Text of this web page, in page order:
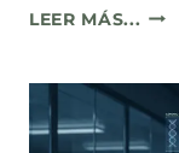
LEER MÁS...
¿LA
IA